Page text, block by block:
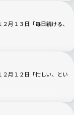
月１３日「毎日続ける、
２月１２日「忙しい、とい